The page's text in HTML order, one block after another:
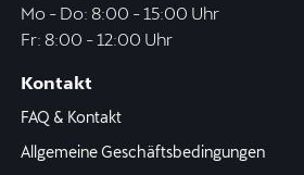
Mo - Do: 8:00 - 15:00 Uhr
Fr: 8:00 - 12:00 Uhr
Kontakt
FAQ & Kontakt
Allgemeine Geschäftsbedingungen